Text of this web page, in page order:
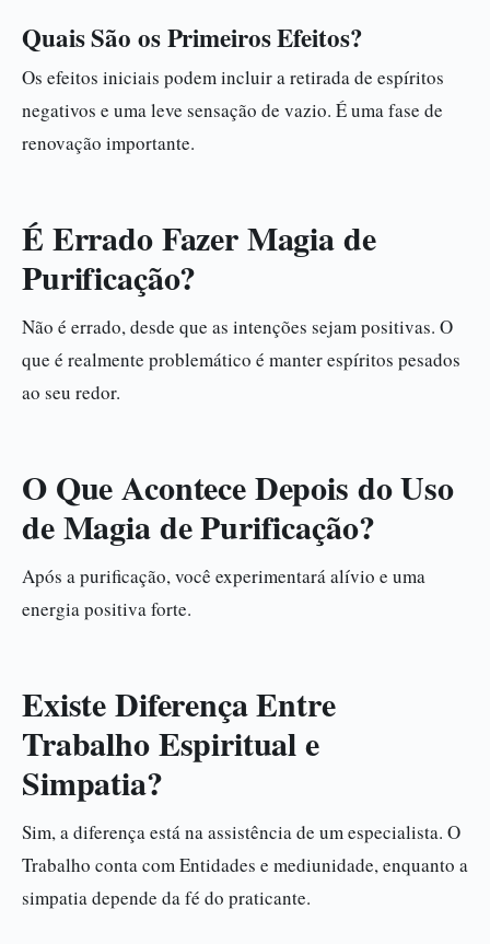
Quais São os Primeiros Efeitos?
Os efeitos iniciais podem incluir a retirada de espíritos
negativos e uma leve sensação de vazio. É uma fase de
renovação importante.
É Errado Fazer Magia de
Purificação?
Não é errado, desde que as intenções sejam positivas. O
que é realmente problemático é manter espíritos pesados
ao seu redor.
O Que Acontece Depois do Uso
de Magia de Purificação?
Após a purificação, você experimentará alívio e uma
energia positiva forte.
Existe Diferença Entre
Trabalho Espiritual e
Simpatia?
Sim, a diferença está na assistência de um especialista. O
Trabalho conta com Entidades e mediunidade, enquanto a
simpatia depende da fé do praticante.